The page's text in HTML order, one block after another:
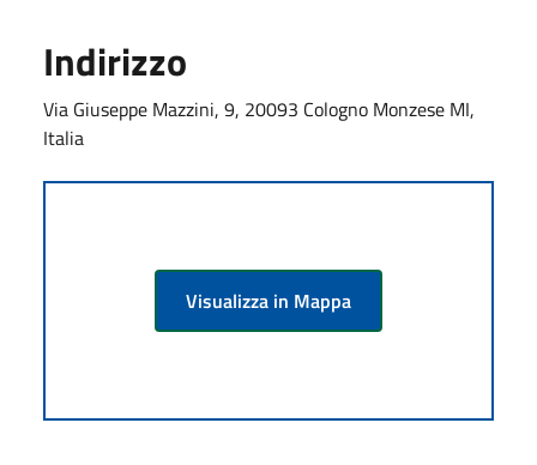
Indirizzo
Via Giuseppe Mazzini, 9, 20093 Cologno Monzese MI,
Italia
Visualizza in Mappa